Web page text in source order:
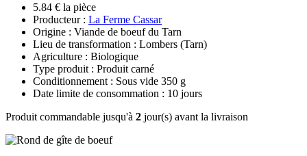
5.84 € la pièce
Producteur : La Ferme Cassar
Origine : Viande de boeuf du Tarn
Lieu de transformation : Lombers (Tarn)
Agriculture : Biologique
Type produit : Produit carné
Conditionnement : Sous vide 350 g
Date limite de consommation : 10 jours
Produit commandable jusqu'à 2 jour(s) avant la livraison